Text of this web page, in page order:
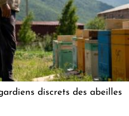
discrets des abeilles